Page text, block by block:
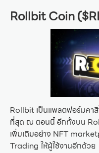
Rollbit Coin
Rollbit เป็นแพลตฟอร์มคาสิ
ที่สุด ณ ตอนนี้ อีกทั้งบน
เพิ่มเติมอย่าง NFT
Trading ให้ผู้ใช้งานอีกด้วย